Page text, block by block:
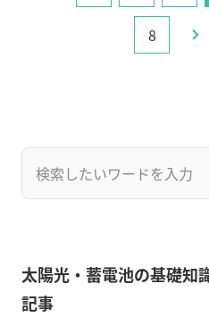
8
太陽光・蓄電池の基礎知
記事